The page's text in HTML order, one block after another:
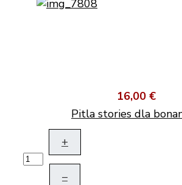
16,00 €
Pitla stories dla
+
–